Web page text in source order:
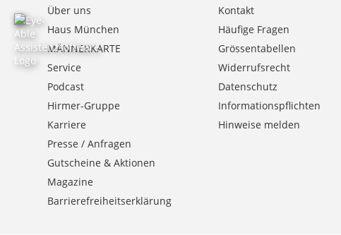
Über uns
Haus München
MÄNNERKARTE
Service
Podcast
Hirmer-Gruppe
Karriere
Presse / Anfragen
Gutscheine & Aktionen
Magazine
Barrierefreiheitserklärung
Kontakt
Häufige Fragen
Grössentabellen
Widerrufsrecht
Datenschutz
Informationspflichten
Hinweise melden